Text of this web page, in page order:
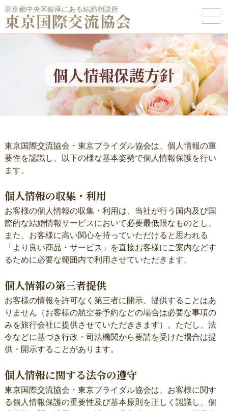
東京都中央区銀座にある結婚相談所
東京国際交流協会
個人情報保護方針
東京国際交流協会・東京ブライダル協会は、個人情報の重
要性を認識し、以下の様な基本姿勢で個人情報保護を行い
ます。
個人情報の収集・利用
お客様の個人情報の収集・利用は、当社が行う国内及び国
際的な結婚情報サービスにおいて必要最低限なものとし、
また、お客様に高い関心を持っていただけると思われる
「より良い商品・サービス」を直接お客様にご案内などす
るために必要な範囲内で利用させていただきます。
個人情報の第三者提供
お客様の情報を許可なく第三者に開示、提供することはあ
りません（お客様の航空券予約などの場合は必要な事項の
みを旅行会社に提供させていただききます）。ただし、法
令などに基づき行政・司法機関から要請を受けた場合は提
供・開示することがあります。
個人情報に関する法令の遵守
東京国際交流協会・東京ブライダル協会は、お客様に関す
る個人情報保護の重要性及び基本原則を正しく認識し、個